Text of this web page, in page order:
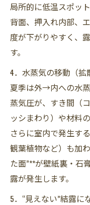
局所的に低温スポッ
背面、押入れ内部、
度が下がりやすく、
す。
4．水蒸気の移動（拡
夏季は外→内への水
蒸気圧が、すき間（
ッシまわり）や材料
さらに室内で発生す
観葉植物など）も加
た面”**が壁紙裏・石
露が発生します。
5．“見えない”結露に